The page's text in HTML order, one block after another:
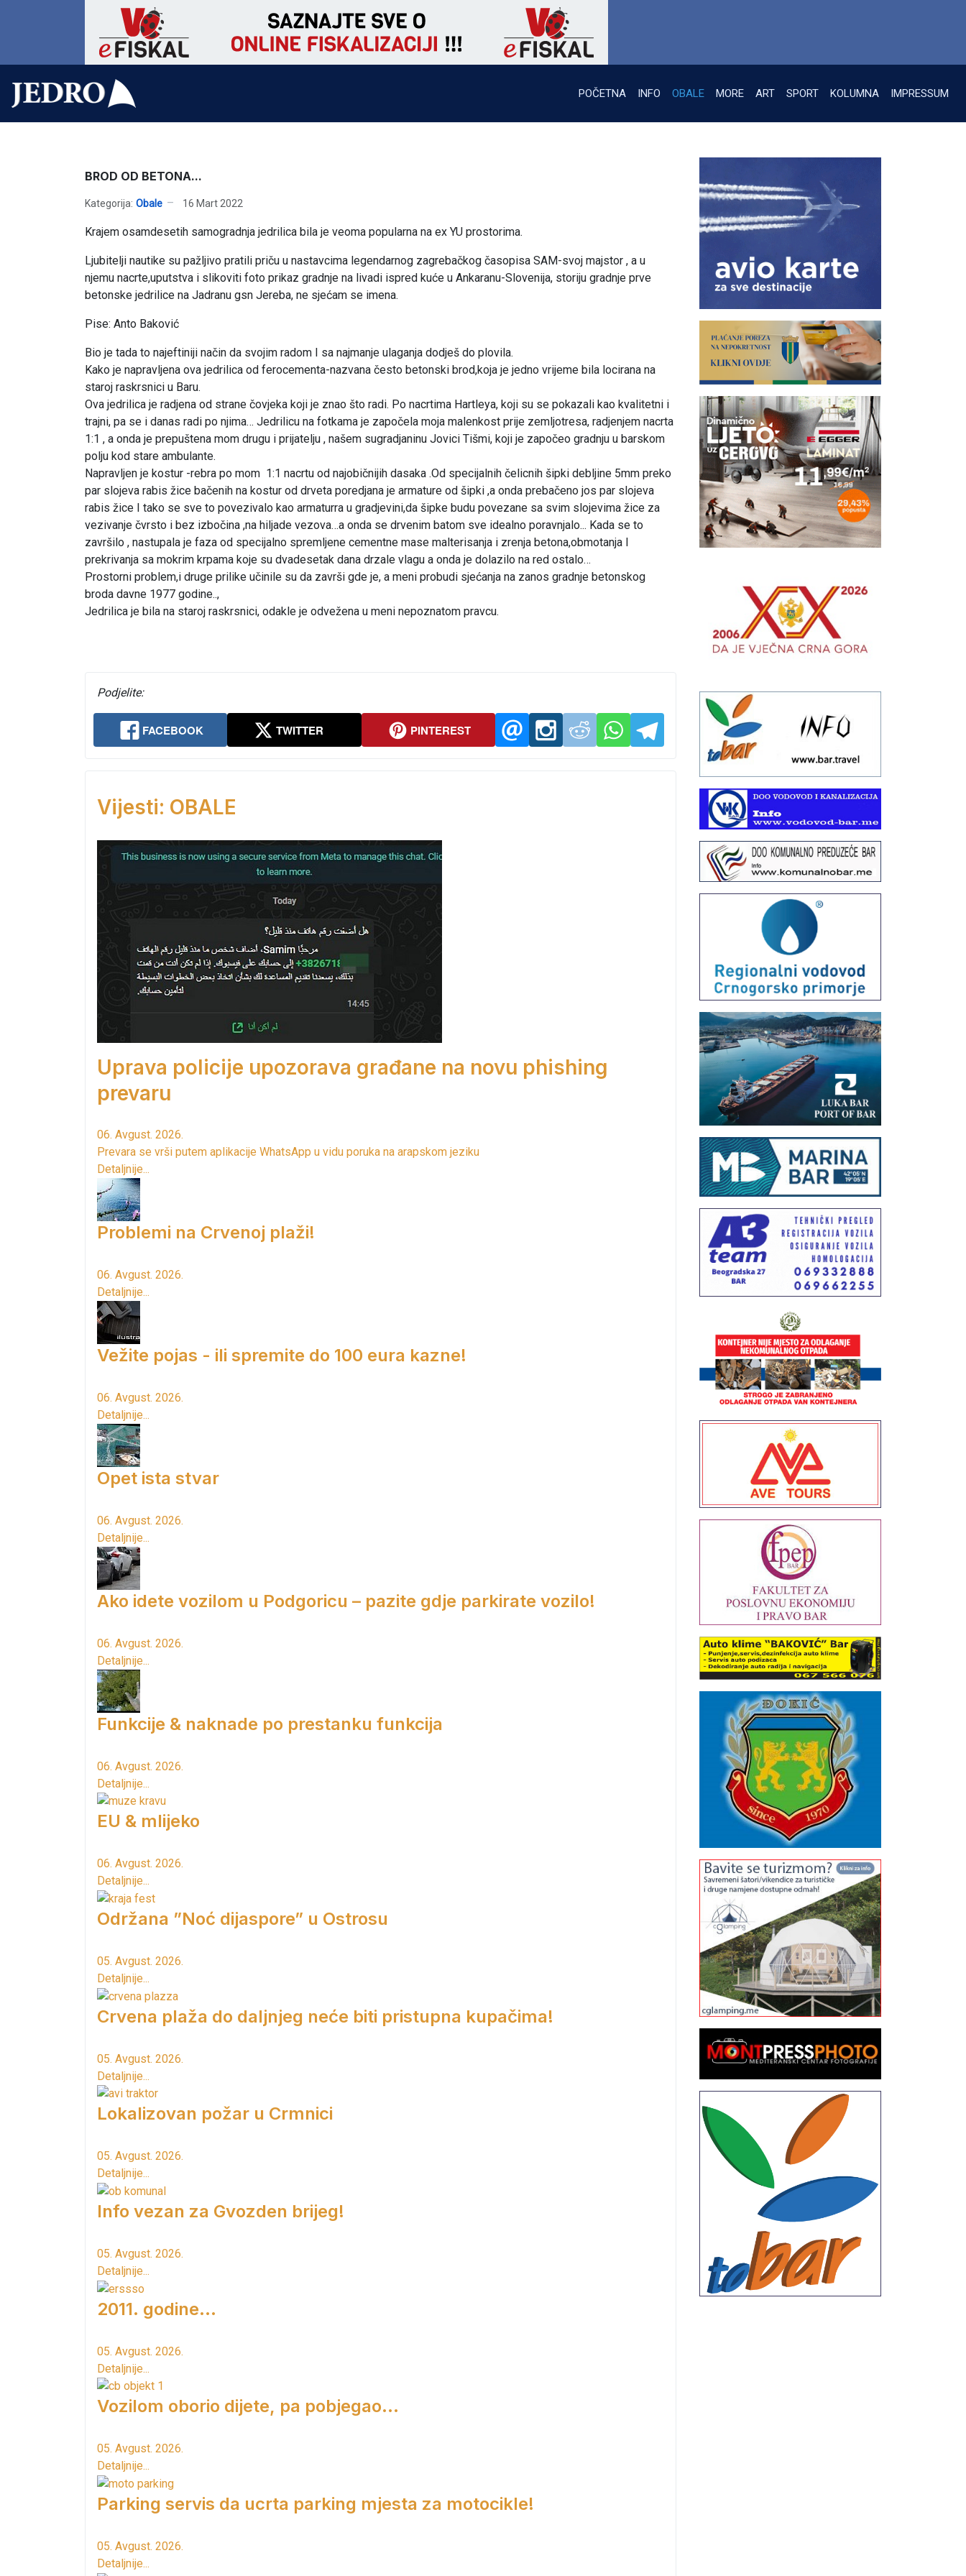
POČETNA INFO OBALE MORE ART SPORT KOLUMNA IMPRESSUM
BROD OD BETONA...
Kategorija: Obale 16 Mart 2022
Krajem osamdesetih samogradnja jedrilica bila je veoma popularna na ex YU prostorima.
Ljubitelji nautike su pažljivo pratili priču u nastavcima legendarnog zagrebačkog časopisa SAM-svoj majstor , a u
njemu nacrte,uputstva i slikoviti foto prikaz gradnje na livadi ispred kuće u Ankaranu-Slovenija, storiju gradnje prve
betonske jedrilice na Jadranu gsn Jereba, ne sjećam se imena.
Pise: Anto Baković
Bio je tada to najeftiniji način da svojim radom I sa najmanje ulaganja dodješ do plovila.
Kako je napravljena ova jedrilica od ferocementa-nazvana često betonski brod,koja je jedno vrijeme bila locirana na
staroj raskrsnici u Baru.
Ova jedrilica je radjena od strane čovjeka koji je znao što radi. Po nacrtima Hartleya, koji su se pokazali kao kvalitetni i
trajni, pa se i danas radi po njima… Jedrilicu na fotkama je započela moja malenkost prije zemljotresa, radjenjem nacrta
1:1 , a onda je prepuštena mom drugu i prijatelju , našem sugradjaninu Jovici Tišmi, koji je započeo gradnju u barskom
polju kod stare ambulante.
Napravljen je kostur -rebra po mom 1:1 nacrtu od najobičnijih dasaka .Od specijalnih čelicnih šipki debljine 5mm preko
par slojeva rabis žice bačenih na kostur od drveta poredjana je armature od šipki ,a onda prebačeno jos par slojeva
rabis žice I tako se sve to povezivalo kao armaturra u gradjevini,da šipke budu povezane sa svim slojevima žice za
vezivanje čvrsto i bez izbočina ,na hiljade vezova…a onda se drvenim batom sve idealno poravnjalo... Kada se to
završilo , nastupala je faza od specijalno spremljene cementne mase malterisanja i zrenja betona,obmotanja I
prekrivanja sa mokrim krpama koje su dvadesetak dana drzale vlagu a onda je dolazilo na red ostalo…
Prostorni problem,i druge prilike učinile su da završi gde je, a meni probudi sjećanja na zanos gradnje betonskog
broda davne 1977 godine..,
Jedrilica je bila na staroj raskrsnici, odakle je odvežena u meni nepoznatom pravcu.
Podjelite:
FACEBOOK TWITTER PINTEREST
Vijesti: OBALE
Uprava policije upozorava građane na novu phishing
prevaru
06. Avgust. 2026.
Prevara se vrši putem aplikacije WhatsApp u vidu poruka na arapskom jeziku
Detaljnije...
Problemi na Crvenoj plaži!
06. Avgust. 2026.
Detaljnije...
Vežite pojas - ili spremite do 100 eura kazne!
06. Avgust. 2026.
Detaljnije...
Opet ista stvar
06. Avgust. 2026.
Detaljnije...
Ako idete vozilom u Podgoricu – pazite gdje parkirate vozilo!
06. Avgust. 2026.
Detaljnije...
Funkcije & naknade po prestanku funkcija
06. Avgust. 2026.
Detaljnije...
EU & mlijeko
06. Avgust. 2026.
Detaljnije...
Održana ”Noć dijaspore” u Ostrosu
05. Avgust. 2026.
Detaljnije...
Crvena plaža do daljnjeg neće biti pristupna kupačima!
05. Avgust. 2026.
Detaljnije...
Lokalizovan požar u Crmnici
05. Avgust. 2026.
Detaljnije...
Info vezan za Gvozden brijeg!
05. Avgust. 2026.
Detaljnije...
2011. godine...
05. Avgust. 2026.
Detaljnije...
Vozilom oborio dijete, pa pobjegao...
05. Avgust. 2026.
Detaljnije...
Parking servis da ucrta parking mjesta za motocikle!
05. Avgust. 2026.
Detaljnije...